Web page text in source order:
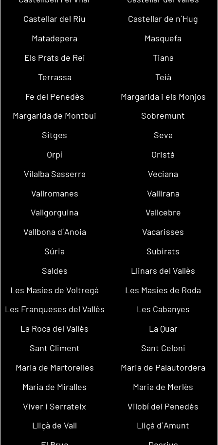
Castellar del Riu
Castellar de n´Hug
Matadepera
Masquefa
Els Prats de Rei
Tiana
Terrassa
Teià
Fe del Penedès
Margarida i els Monjos
Margarida de Montbui
Sobremunt
Sitges
Seva
Orpí
Oristà
Vilalba Sasserra
Veciana
Vallromanes
Vallirana
Vallgorguina
Vallcebre
Vallbona d´Anoia
Vacarisses
Súria
Subirats
Saldes
Llinars del Vallès
Les Masíes de Voltregà
Les Masies de Roda
Les Franqueses del Vallès
Les Cabanyes
La Roca del Vallès
La Quar
Sant Climent
Sant Celoni
Maria de Martorelles
Maria de Palautordera
Maria de Miralles
Maria de Merlès
Viver i Serrateix
Vilobí del Penedès
Lliçà de Vall
Lliçà d´Amunt